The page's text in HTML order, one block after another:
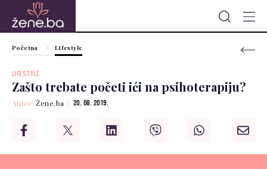
Početna Lifestyle
LIFESTYLE
Zašto trebate početi ići na psihoterapiju?
Autor:Žene.ba 20. 08. 2019.